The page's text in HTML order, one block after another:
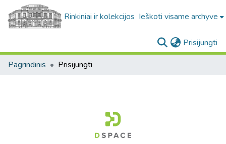
Rinkiniai ir kolekcijos Ieškoti visame archyve
Prisijungti
Pagrindinis Prisijungti